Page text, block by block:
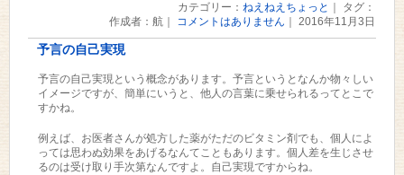
カテゴリー： ねえねえちょっと
｜ タグ：
作成者：航｜ コメントはありません ｜ 2016年11月3日
予言の自己実現
予言の自己実現という概念があります。予言というとなんか物々しい
イメージですが、簡単にいうと、他人の言葉に乗せられるってとこで
すかね。
例えば、お医者さんが処方した薬がただのビタミン剤でも、個人によ
っては思わぬ効果をあげるなんてこともあります。個人差を生じさせ
るのは受け取り手次第なんですよ。自己実現ですからね。